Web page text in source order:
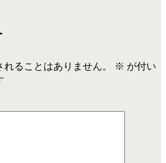
ることはありません。 ※ が付い